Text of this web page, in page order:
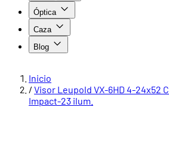
Óptica
Caza
Blog
Inicio
/ Visor Leupold VX-6HD 4-24x52
Impact-23 ilum.